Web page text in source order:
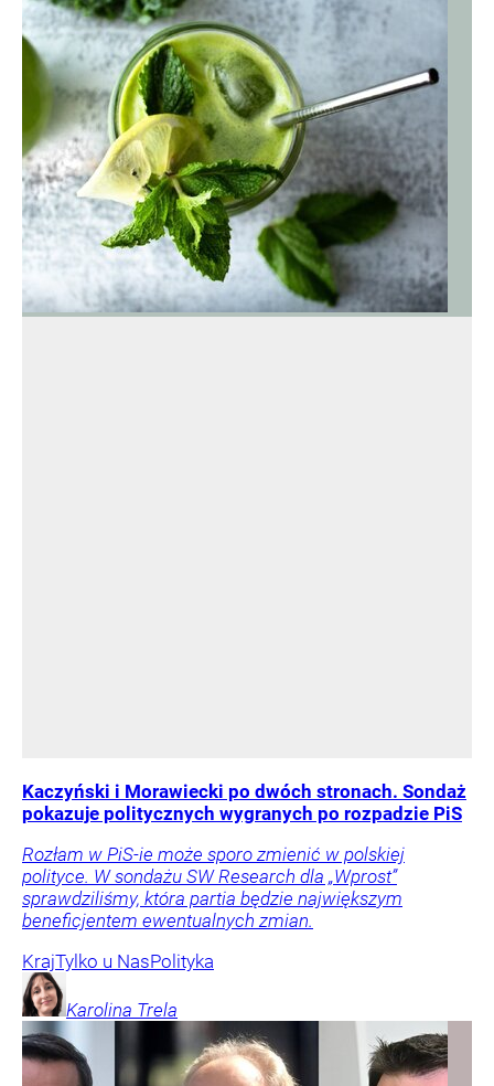
Kaczyński i Morawiecki po dwóch stronach. Sondaż
pokazuje politycznych wygranych po rozpadzie PiS
Rozłam w PiS-ie może sporo zmienić w polskiej
polityce. W sondażu SW Research dla „Wprost”
sprawdziliśmy, która partia będzie największym
beneficjentem ewentualnych zmian.
KrajTylko u NasPolityka
Karolina Trela